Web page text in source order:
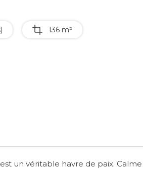
136 m²
un véritable havre de paix.